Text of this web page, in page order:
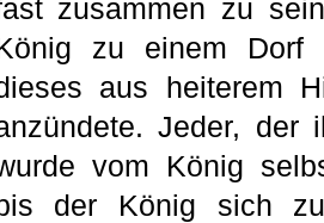
zusammen zu
zu einem Dorf
aus heiterem
Jeder, der
vom König
der König sich